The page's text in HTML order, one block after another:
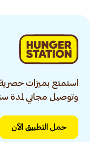
استمتع بميزات
وتوصيل مجاني لمدة
حمل التطبيق الآن